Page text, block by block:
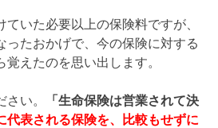
いた必要以上の保険料ですが、
ったおかげで、今の保険に対する
えたのを思い出します。
い。
「生命保険は営業されて決
代表される保険を、比較もせずに